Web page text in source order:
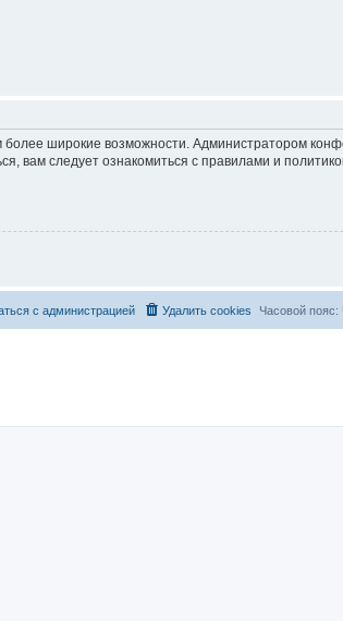
более широкие возможности. Администратором
вам следует ознакомиться с правилами и
Часовой пояс:
Удалить cookies
с администрацией